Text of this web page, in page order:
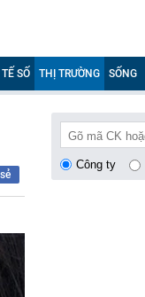
SỐ THỊ TRƯỜNG SỐNG
Công ty